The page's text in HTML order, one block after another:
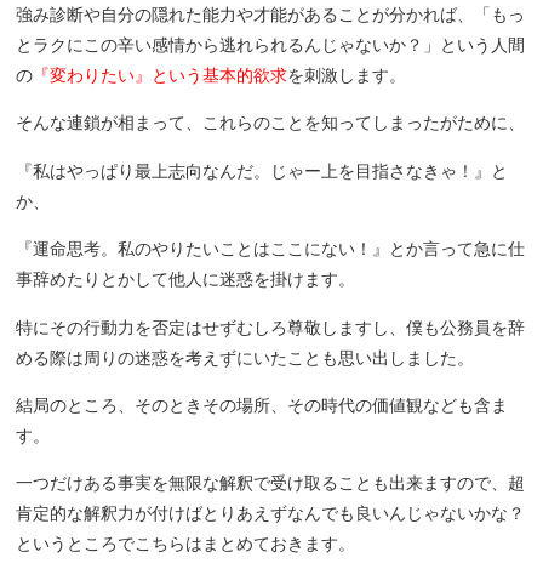
強み診断や自分の隠れた能力や才能があることが分かれば、「もっ
とラクにこの辛い感情から逃れられるんじゃないか？」という人間
の 『変わりたい』という基本的欲求を刺激します。
そんな連鎖が相まって、これらのことを知ってしまったがために、
『私はやっぱり最上志向なんだ。じゃー上を目指さなきゃ！』と
か、
『運命思考。私のやりたいことはここにない！』とか言って急に仕
事辞めたりとかして他人に迷惑を掛けます。
特にその行動力を否定はせずむしろ尊敬しますし、僕も公務員を辞
める際は周りの迷惑を考えずにいたことも思い出しました。
結局のところ、そのときその場所、その時代の価値観なども含ま
す。
一つだけある事実を無限な解釈で受け取ることも出来ますので、超
肯定的な解釈力が付けばとりあえずなんでも良いんじゃないかな？
というところでこちらはまとめておきます。